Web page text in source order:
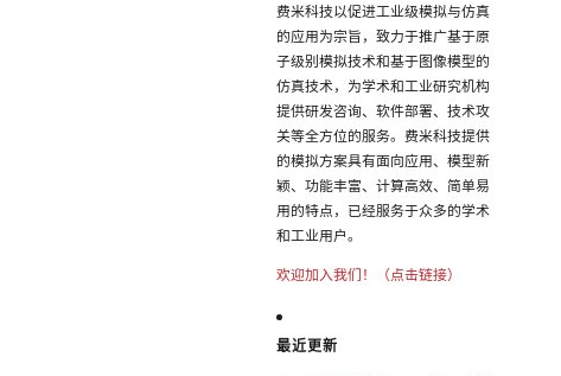
费米科技以促进工业级模拟与仿真
的应用为宗旨，致力于推广基于原
子级别模拟技术和基于图像模型的
仿真技术，为学术和工业研究机构
提供研发咨询、软件部署、技术攻
关等全方位的服务。费米科技提供
的模拟方案具有面向应用、模型新
颖、功能丰富、计算高效、简单易
用的特点，已经服务于众多的学术
和工业用户。
欢迎加入我们！（点击链接）
最近更新